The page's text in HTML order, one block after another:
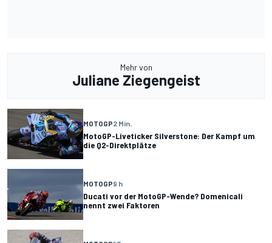
Mehr von
Juliane Ziegengeist
MOTOGP2 Min.
MotoGP-Liveticker Silverstone: Der Kampf um
die Q2-Direktplätze
MOTOGP9 h
Ducati vor der MotoGP-Wende? Domenicali
nennt zwei Faktoren